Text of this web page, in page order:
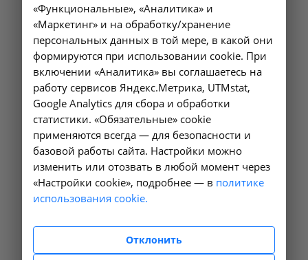
«Функциональные», «Аналитика» и
«Маркетинг» и на обработку/хранение
персональных данных в той мере, в какой они
формируются при использовании cookie. При
включении «Аналитика» вы соглашаетесь на
работу сервисов Яндекс.Метрика, UTMstat,
Google Analytics для сбора и обработки
статистики. «Обязательные» cookie
применяются всегда — для безопасности и
базовой работы сайта. Настройки можно
изменить или отозвать в любой момент через
«Настройки cookie», подробнее — в политике
использования cookie.
Отклонить